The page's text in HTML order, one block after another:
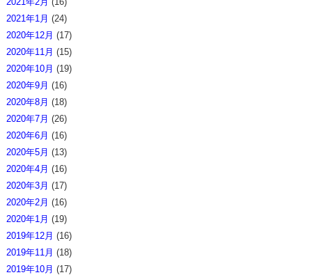
2021年1月 (24)
2020年12月 (17)
2020年11月 (15)
2020年10月 (19)
2020年9月 (16)
2020年8月 (18)
2020年7月 (26)
2020年6月 (16)
2020年5月 (13)
2020年4月 (16)
2020年3月 (17)
2020年2月 (16)
2020年1月 (19)
2019年12月 (16)
2019年11月 (18)
2019年10月 (17)